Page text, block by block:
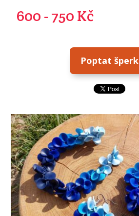
600 - 750 Kč
Poptat šperk